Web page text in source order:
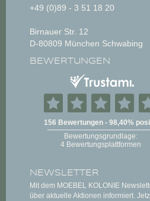
+49 (0)89 - 3 51 18 20
Birnauer Str. 12
D-80809 München Schwabing
BEWERTUNGEN
NEWSLETTER
Mit dem MOEBEL KOLONIE
über aktuelle Aktionen informiert.